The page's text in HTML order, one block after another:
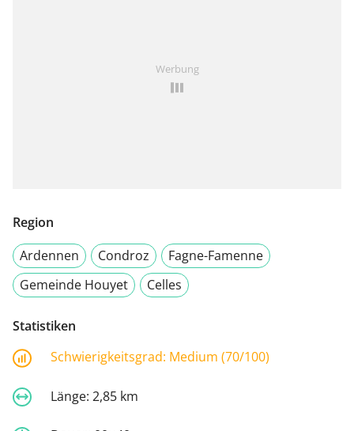
Werbung
Region
Ardennen
Condroz
Fagne-Famenne
Gemeinde Houyet
Celles
Statistiken
Schwierigkeitsgrad: Medium (70/100)
Länge: 2,85 km